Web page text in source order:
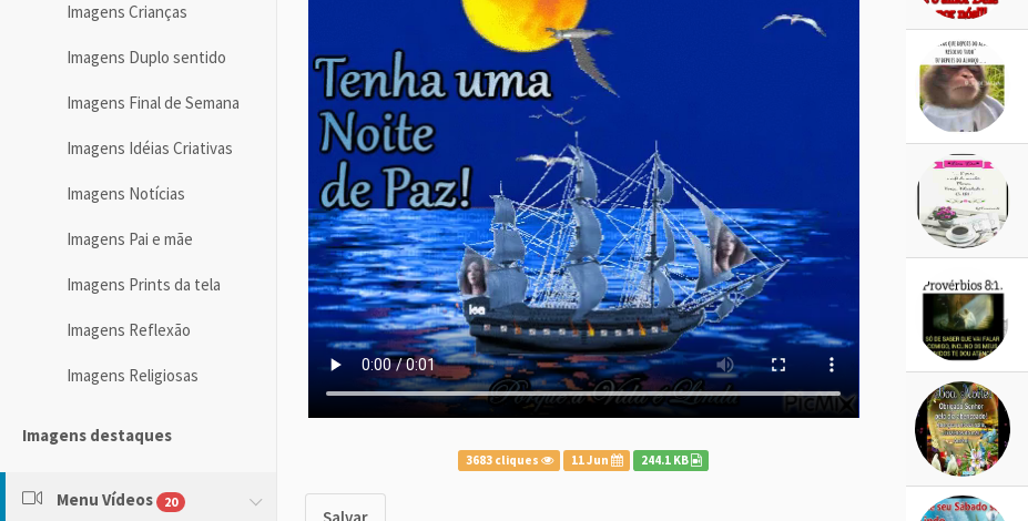
Imagens Crianças
Imagens Duplo sentido
Imagens Final de Semana
Imagens Idéias Criativas
Imagens Notícias
Imagens Pai e mãe
Imagens Prints da tela
Imagens Reflexão
Imagens Religiosas
Imagens destaques
Menu Vídeos 20
3683 cliques 11 Jun 244.1 KB